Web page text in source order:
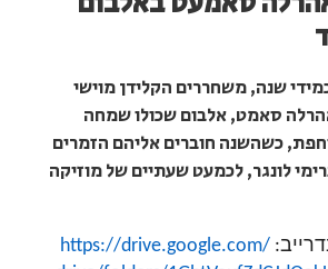
שנה, משחררים הקלידן מוישי
סאמט, אלבום שכולו שמחה
כשהשנה חוברים אליהם הזמרים
לונגר, לכמעט שעתיים של מוזיקה
https://drive.google.com/